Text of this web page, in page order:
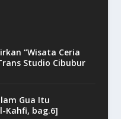
“Wisata Ceria
Studio Cibubur
Gua Itu
Kahfi, bag.6]